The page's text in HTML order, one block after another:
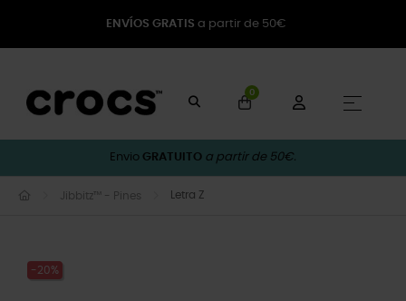
ENVÍOS GRATIS a partir de 50€
0
☰
Envio GRATUITO a partir de 50€.
Jibbitz™ - Pines Letra Z
-20%